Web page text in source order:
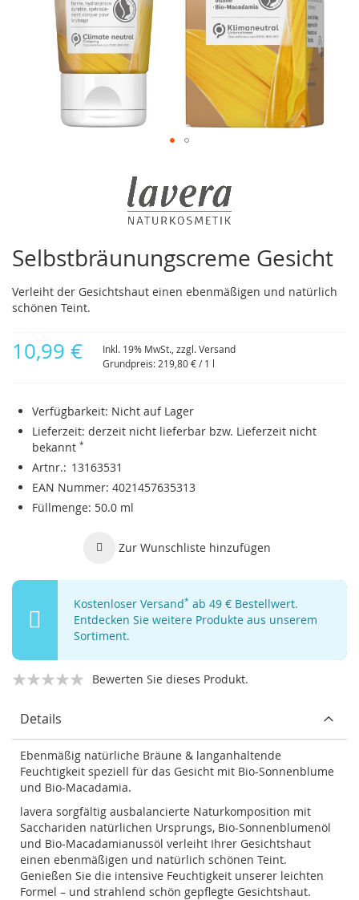
Selbstbräunungscreme Gesicht
Verleiht der Gesichtshaut einen ebenmäßigen und natürlich
schönen Teint.
10,99 € Inkl. 19% MwSt., zzgl.Versand
Grundpreis: 219,80 €/ 1 l
Verfügbarkeit: Nicht auf Lager
Lieferzeit: derzeit nicht lieferbar bzw. Lieferzeit nicht
bekannt *
Artnr.
13163531
EAN Nummer 4021457635313
Füllmenge 50.0 ml
Zur Wunschliste hinzufügen
Kostenloser Versand* ab 49 € Bestellwert.
Entdecken Sie weitere Produkte aus unserem
Sortiment.
Bewerten Sie dieses Produkt.
Details
Ebenmäßig natürliche Bräune & langanhaltende
Feuchtigkeit speziell für das Gesicht mit Bio-Sonnenblume
und Bio-Macadamia.
lavera sorgfältig ausbalancierte Naturkomposition mit
Sacchariden natürlichen Ursprungs, Bio-Sonnenblumenöl
und Bio-Macadamianussöl verleiht Ihrer Gesichtshaut
einen ebenmäßigen und natürlich schönen Teint.
Genießen Sie die intensive Feuchtigkeit unserer leichten
Formel – und strahlend schön gepflegte Gesichtshaut.